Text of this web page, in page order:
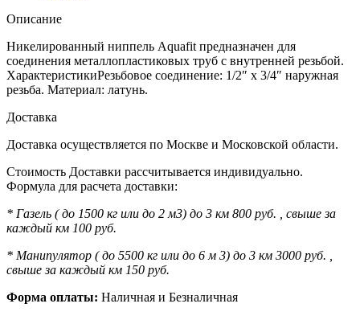
Описание
Никелированный ниппель Aquafit предназначен для
соединения металлопластиковых труб с внутренней резьбой.
ХарактеристикиРезьбовое соединение: 1/2″ х 3/4″ наружная
резьба. Материал: латунь.
Доставка
Доставка осуществляется по Москве и Московской области.
Стоимость Доставки рассчитывается индивидуально.
Формула для расчета доставки:
* Газель ( до 1500 кг или до 2 м3) до 3 км 800 руб. , свыше за
каждый км 100 руб.
* Манипулятор ( до 5500 кг или до 6 м 3) до 3 км 3000 руб. ,
свыше за каждый км 150 руб.
Форма оплаты: Наличная и Безналичная